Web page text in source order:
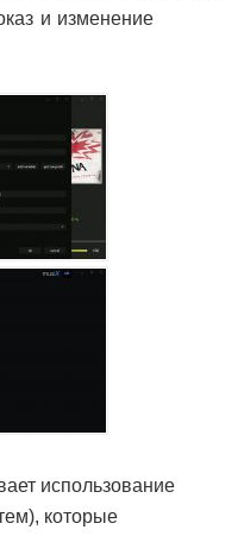
и изменение
использование
которые